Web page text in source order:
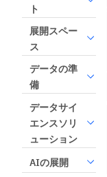
ト
展開スペー
ス
データの準
備
データサイ
エンスソリ
ューション
AIの展開